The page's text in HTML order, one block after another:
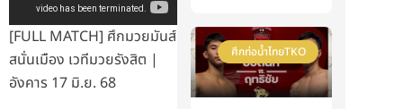
[FULL MATCH] ศึกมวยมันส์
สนั่นเมือง เวทีมวยรังสิต |
อังคาร 17 มิ.ย. 68
ศึกท่อน้ำไทยTKO